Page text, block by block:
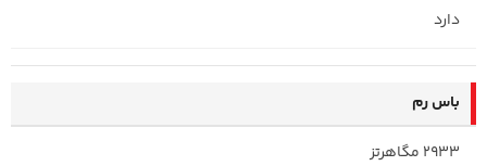
دارد
باس رم
2933 مگاهرتز